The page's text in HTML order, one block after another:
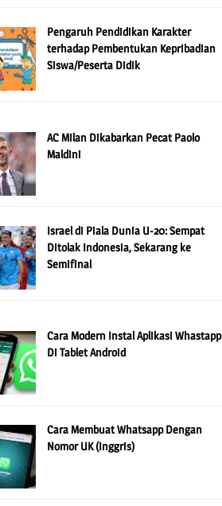
Pengaruh Pendidikan Karakter
terhadap Pembentukan Kepribadian
Siswa/Peserta Didik
AC Milan Dikabarkan Pecat Paolo
Maldini
Israel di Piala Dunia U-20: Sempat
Ditolak Indonesia, Sekarang ke
Semifinal
Cara Modern Instal Aplikasi Whastapp
Di Tablet Android
Cara Membuat Whatsapp Dengan
Nomor UK (Inggris)